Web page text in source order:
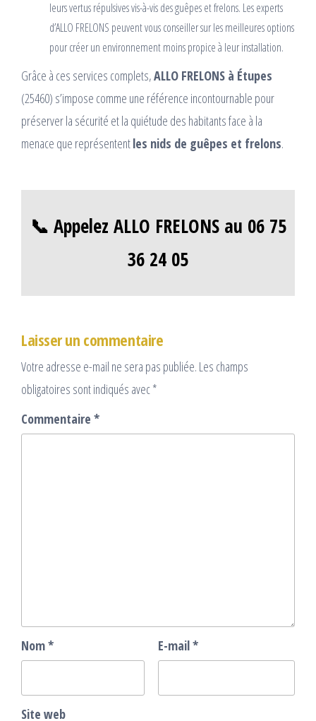
leurs vertus répulsives vis-à-vis des guêpes et frelons. Les experts
d’ALLO FRELONS peuvent vous conseiller sur les meilleures options
pour créer un environnement moins propice à leur installation.
Grâce à ces services complets,ALLO FRELONS à Étupes
(25460) s’impose comme une référence incontournable pour
préserver la sécurité et la quiétude des habitants face à la
menace que représententles nids de guêpes et frelons.
📞 Appelez ALLO FRELONS au 06 75
36 24 05
Laisser un commentaire
Votre adresse e-mail ne sera pas publiée. Les champs
obligatoires sont indiqués avec*
Commentaire *
Nom* E-mail*
Site web